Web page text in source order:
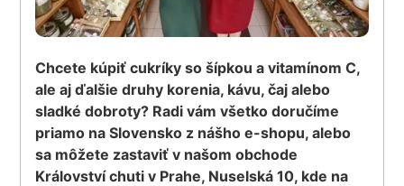
Chcete kúpiť cukríky so šípkou a vitamínom C,
ale aj ďalšie druhy korenia, kávu, čaj alebo
sladké dobroty? Radi vám všetko doručíme
priamo na Slovensko z nášho e-shopu, alebo
sa môžete zastaviť v našom obchode
Království chuti v Prahe, Nuselská 10, kde na